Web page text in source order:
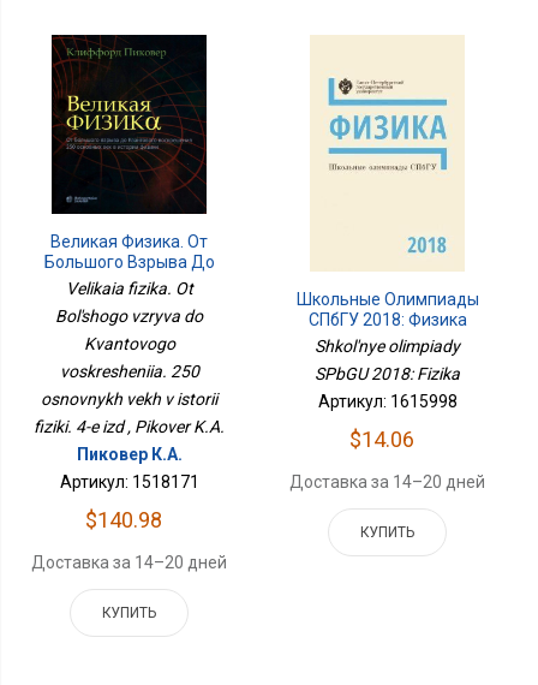
Великая Физика. От
Большого Взрыва До
Квантового
Основных Вех В Истории
Физики. 4-Е Изд
Velikaia fizika. Ot
Bol'shogo vzryva do
Kvantovogo
voskresheniia. 250
osnovnykh vekh v istorii
fiziki. 4-e izd , Pikover K.A.
Пиковер К.А.
Артикул: 1518171
$140.98
Доставка за 14–20 дней
КУПИТЬ
Школьные Олимпиады
СПбГУ 2018: Физика
Shkol'nye olimpiady
SPbGU 2018: Fizika
Артикул: 1615998
$14.06
Доставка за 14–20 дней
КУПИТЬ